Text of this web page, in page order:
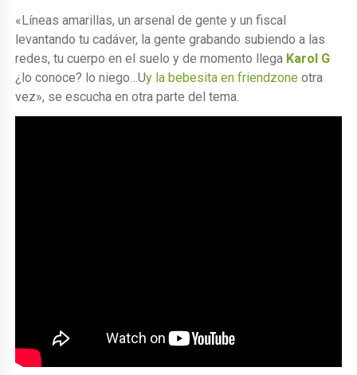
«Líneas amarillas, un arsenal de gente y un fiscal
levantando tu cadáver, la gente grabando subiendo a las
redes, tu cuerpo en el suelo y de momento llega Karol G
¿lo conoce? lo niego…Uy la bebesita en friendzone otra
vez», se escucha en otra parte del tema.